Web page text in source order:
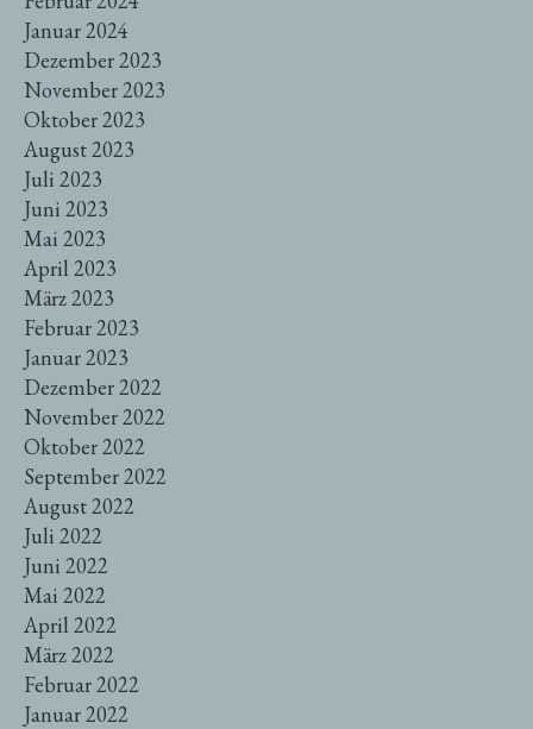
Januar 2024
Dezember 2023
November 2023
Oktober 2023
August 2023
Juli 2023
Juni 2023
Mai 2023
April 2023
März 2023
Februar 2023
Januar 2023
Dezember 2022
November 2022
Oktober 2022
September 2022
August 2022
Juli 2022
Juni 2022
Mai 2022
April 2022
März 2022
Februar 2022
Januar 2022